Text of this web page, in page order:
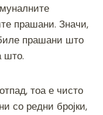
прашани. Значи,
биле прашани што
што.
тоа е чисто
со редни бројки,